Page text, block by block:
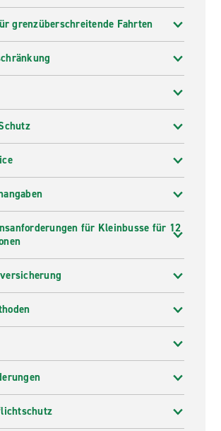
grenzüberschreitende Fahrten
für Kleinbusse für 12